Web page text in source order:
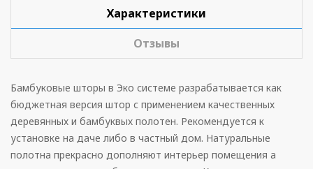
Характеристики
Отзывы
Бамбуковые шторы в Эко системе разрабатывается как
бюджетная версия штор с применением качественных
деревянных и бамбуквых полотен. Рекомендуется к
установке на даче либо в частный дом. Натуральные
полотна прекрасно дополняют интерьер помещения а